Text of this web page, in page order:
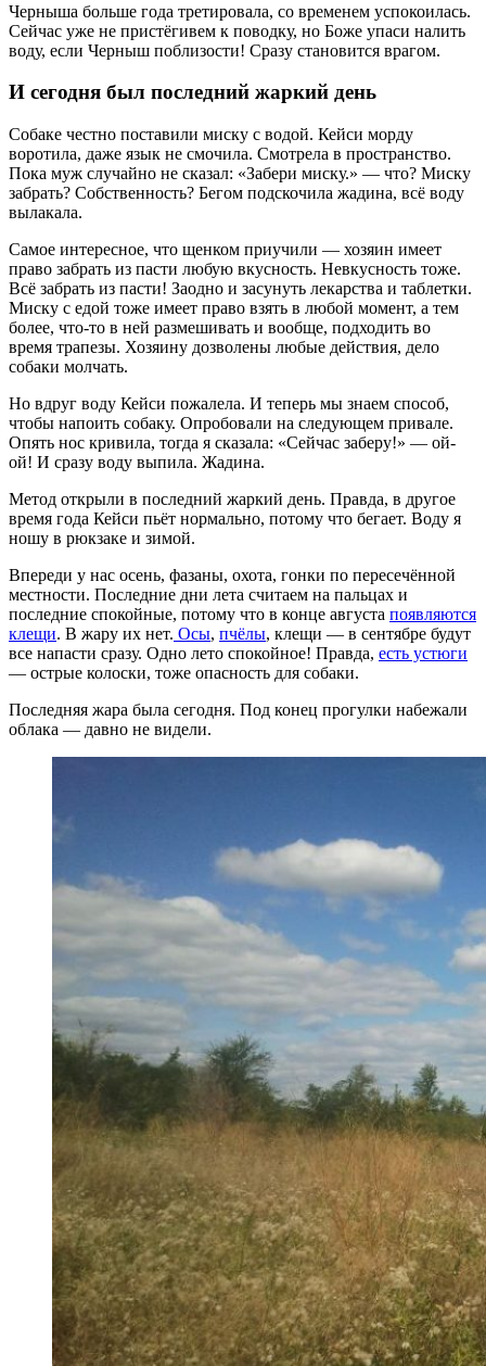
Черныша больше года третировала, со временем успокоилась.
Сейчас уже не пристёгивем к поводку, но Боже упаси налить
воду, если Черныш поблизости! Сразу становится врагом.
И сегодня был последний жаркий день
Собаке честно поставили миску с водой. Кейси морду
воротила, даже язык не смочила. Смотрела в пространство.
Пока муж случайно не сказал: «Забери миску.» — что? Миску
забрать? Собственность? Бегом подскочила жадина, всё воду
вылакала.
Самое интересное, что щенком приучили — хозяин имеет
право забрать из пасти любую вкусность. Невкусность тоже.
Всё забрать из пасти! Заодно и засунуть лекарства и таблетки.
Миску с едой тоже имеет право взять в любой момент, а тем
более, что-то в ней размешивать и вообще, подходить во
время трапезы. Хозяину дозволены любые действия, дело
собаки молчать.
Но вдруг воду Кейси пожалела. И теперь мы знаем способ,
чтобы напоить собаку. Опробовали на следующем привале.
Опять нос кривила, тогда я сказала: «Сейчас заберу!» — ой-
ой! И сразу воду выпила. Жадина.
Метод открыли в последний жаркий день. Правда, в другое
время года Кейси пьёт нормально, потому что бегает. Воду я
ношу в рюкзаке и зимой.
Впереди у нас осень, фазаны, охота, гонки по пересечённой
местности. Последние дни лета считаем на пальцах и
последние спокойные, потому что в конце августа появляются
клещи. В жару их нет. Осы, пчёлы, клещи — в сентябре будут
все напасти сразу. Одно лето спокойное! Правда, есть устюги
— острые колоски, тоже опасность для собаки.
Последняя жара была сегодня. Под конец прогулки набежали
облака — давно не видели.